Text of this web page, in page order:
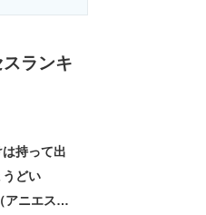
スランキ
は持って出
どい
ニエスべ